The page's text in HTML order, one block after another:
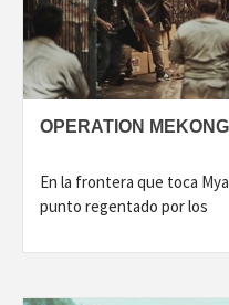
OPERATION MEKONG
En la frontera que toca
punto regentado por los